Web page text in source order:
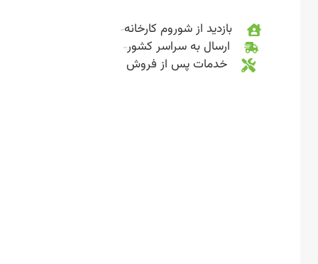
بازدید از شوروم کارخانه
ارسال به سراسر کشور
خدمات پس از فروش